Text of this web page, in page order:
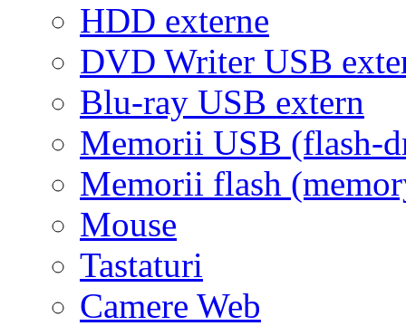
HDD externe
DVD Writer USB
Blu-ray USB extern
Memorii USB (flash-
Memorii flash
Mouse
Tastaturi
Camere Web